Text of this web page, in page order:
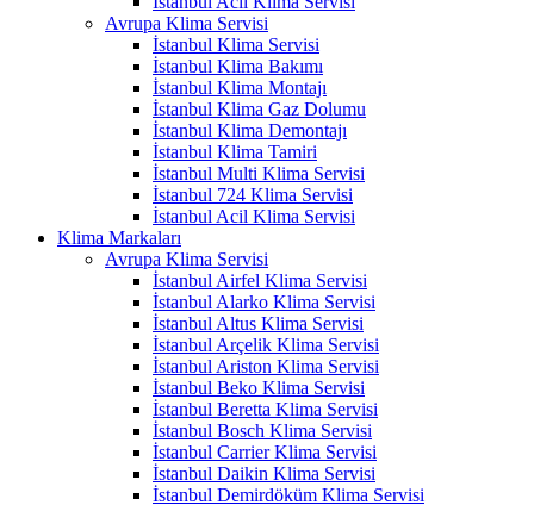
Avrupa Klima Servisi
İstanbul Klima Servisi
İstanbul Klima Bakımı
İstanbul Klima Montajı
İstanbul Klima Gaz Dolumu
İstanbul Klima Demontajı
İstanbul Klima Tamiri
İstanbul Multi Klima Servisi
İstanbul 724 Klima Servisi
İstanbul Acil Klima Servisi
Klima Markaları
Avrupa Klima Servisi
İstanbul Airfel Klima Servisi
İstanbul Alarko Klima Servisi
İstanbul Altus Klima Servisi
İstanbul Arçelik Klima Servisi
İstanbul Ariston Klima Servisi
İstanbul Beko Klima Servisi
İstanbul Beretta Klima Servisi
İstanbul Bosch Klima Servisi
İstanbul Carrier Klima Servisi
İstanbul Daikin Klima Servisi
İstanbul Demirdöküm Klima Servisi